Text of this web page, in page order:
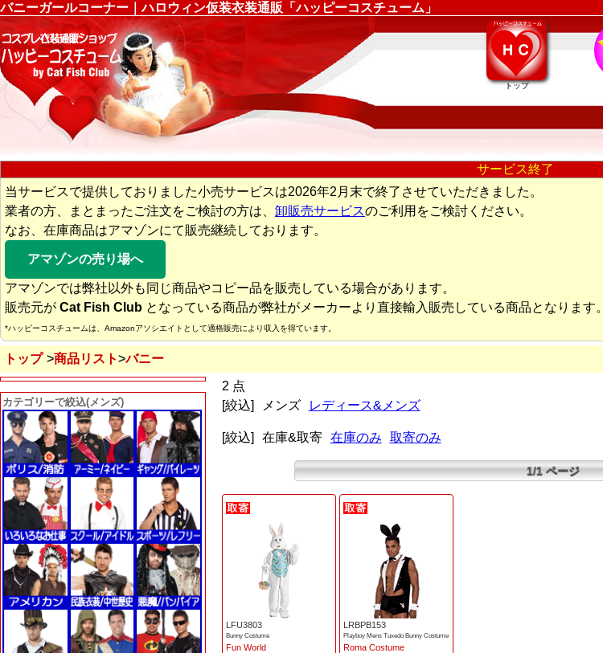
バニーガールコーナー｜ハロウィン仮装衣装通販「ハッピーコスチューム」
トップ
サービス終了
当サービスで提供しておりました小売サービスは2026年2月末で終了させていただきました。
業者の方、まとまったご注文をご検討の方は、 卸販売サービスのご利用をご検討ください。
なお、在庫商品はアマゾンにて販売継続しております。
アマゾンの売り場へ
アマゾンでは弊社以外も同じ商品やコピー品を販売している場合があります。
販売元が Cat Fish Club となっている商品が弊社がメーカーより直接輸入販売している商品となります。
*ハッピーコスチュームは、Amazonアソシエイトとして適格販売により収入を得ています。
トップ 商品リスト バニー
カテゴリーで絞込(メンズ)
2 点
[絞込]
メンズ レディース&メンズ
[絞込] 在庫&取寄 在庫のみ 取寄のみ
1/1 ページ
LFU3803
Bunny Costume
Fun World
LRBPB153
Playboy Mens Tuxedo Bunny Costume
Roma Costume